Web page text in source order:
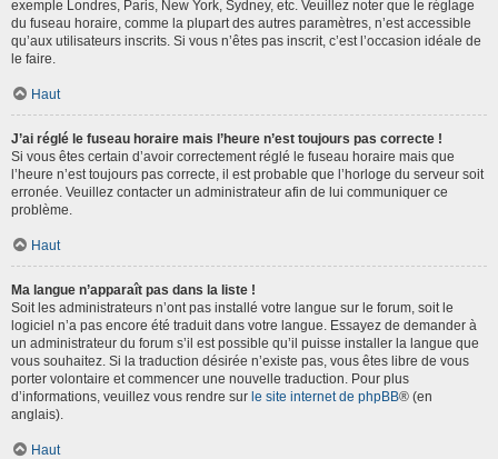
exemple Londres, Paris, New York, Sydney, etc. Veuillez noter que le réglage
du fuseau horaire, comme la plupart des autres paramètres, n’est accessible
qu’aux utilisateurs inscrits. Si vous n’êtes pas inscrit, c’est l’occasion idéale de
le faire.
Haut
J’ai réglé le fuseau horaire mais l’heure n’est toujours pas correcte !
Si vous êtes certain d’avoir correctement réglé le fuseau horaire mais que
l’heure n’est toujours pas correcte, il est probable que l’horloge du serveur soit
erronée. Veuillez contacter un administrateur afin de lui communiquer ce
problème.
Haut
Ma langue n’apparaît pas dans la liste !
Soit les administrateurs n’ont pas installé votre langue sur le forum, soit le
logiciel n’a pas encore été traduit dans votre langue. Essayez de demander à
un administrateur du forum s’il est possible qu’il puisse installer la langue que
vous souhaitez. Si la traduction désirée n’existe pas, vous êtes libre de vous
porter volontaire et commencer une nouvelle traduction. Pour plus
d’informations, veuillez vous rendre sur le site internet de phpBB® (en
anglais).
Haut